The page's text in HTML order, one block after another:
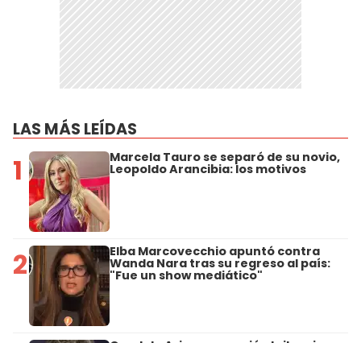
LAS MÁS LEÍDAS
1 Marcela Tauro se separó de su novio,
Leopoldo Arancibia: los motivos
2 Elba Marcovecchio apuntó contra
Wanda Nara tras su regreso al país:
"Fue un show mediático"